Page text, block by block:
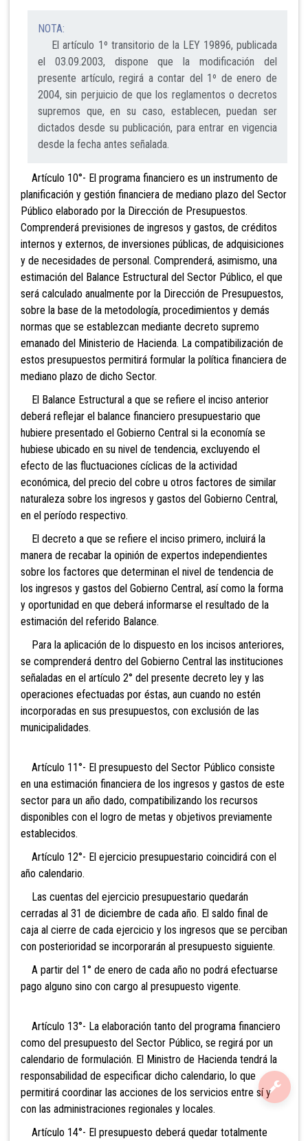
NOTA:
El artículo 1º transitorio de la LEY 19896, publicada
el 03.09.2003, dispone que la modificación del
presente artículo, regirá a contar del 1º de enero de
2004, sin perjuicio de que los reglamentos o decretos
supremos que, en su caso, establecen, puedan ser
dictados desde su publicación, para entrar en vigencia
desde la fecha antes señalada.
Artículo 10°- El programa financiero es un instrumento de
planificación y gestión financiera de mediano plazo del Sector
Público elaborado por la Dirección de Presupuestos.
Comprenderá previsiones de ingresos y gastos, de créditos
internos y externos, de inversiones públicas, de adquisiciones
y de necesidades de personal. Comprenderá, asimismo, una
estimación del Balance Estructural del Sector Público, el que
será calculado anualmente por la Dirección de Presupuestos,
sobre la base de la metodología, procedimientos y demás
normas que se establezcan mediante decreto supremo
emanado del Ministerio de Hacienda. La compatibilización de
estos presupuestos permitirá formular la política financiera de
mediano plazo de dicho Sector.
El Balance Estructural a que se refiere el inciso anterior
deberá reflejar el balance financiero presupuestario que
hubiere presentado el Gobierno Central si la economía se
hubiese ubicado en su nivel de tendencia, excluyendo el
efecto de las fluctuaciones cíclicas de la actividad
económica, del precio del cobre u otros factores de similar
naturaleza sobre los ingresos y gastos del Gobierno Central,
en el período respectivo.
El decreto a que se refiere el inciso primero, incluirá la
manera de recabar la opinión de expertos independientes
sobre los factores que determinan el nivel de tendencia de
los ingresos y gastos del Gobierno Central, así como la forma
y oportunidad en que deberá informarse el resultado de la
estimación del referido Balance.
Para la aplicación de lo dispuesto en los incisos anteriores,
se comprenderá dentro del Gobierno Central las instituciones
señaladas en el artículo 2° del presente decreto ley y las
operaciones efectuadas por éstas, aun cuando no estén
incorporadas en sus presupuestos, con exclusión de las
municipalidades.
Artículo 11°- El presupuesto del Sector Público consiste
en una estimación financiera de los ingresos y gastos de este
sector para un año dado, compatibilizando los recursos
disponibles con el logro de metas y objetivos previamente
establecidos.
Artículo 12°- El ejercicio presupuestario coincidirá con el
año calendario.
Las cuentas del ejercicio presupuestario quedarán
cerradas al 31 de diciembre de cada año. El saldo final de
caja al cierre de cada ejercicio y los ingresos que se perciban
con posterioridad se incorporarán al presupuesto siguiente.
A partir del 1° de enero de cada año no podrá efectuarse
pago alguno sino con cargo al presupuesto vigente.
Artículo 13°- La elaboración tanto del programa financiero
como del presupuesto del Sector Público, se regirá por un
calendario de formulación. El Ministro de Hacienda tendrá la
responsabilidad de especificar dicho calendario, lo que
permitirá coordinar las acciones de los servicios entre sí y
con las administraciones regionales y locales.
Artículo 14°- El presupuesto deberá quedar totalmente